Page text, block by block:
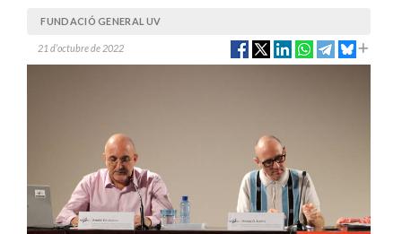
FUNDACIÓ GENERAL UV
21 d’octubre de 2022